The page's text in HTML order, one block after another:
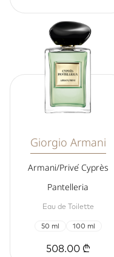
Giorgio Armani
Armani/Privé Cyprès
Pantelleria
Eau de Toilette
50 ml 100 ml
508.00 ₾